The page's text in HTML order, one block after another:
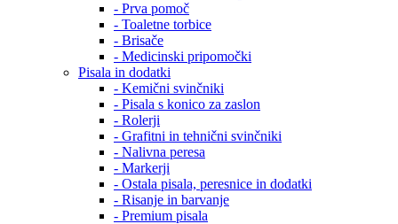
- Prva pomoč
- Toaletne torbice
- Brisače
- Medicinski pripomočki
Pisala in dodatki
- Kemični svinčniki
- Pisala s konico za zaslon
- Rolerji
- Grafitni in tehnični svinčniki
- Nalivna peresa
- Markerji
- Ostala pisala, peresnice in dodatki
- Risanje in barvanje
- Premium pisala